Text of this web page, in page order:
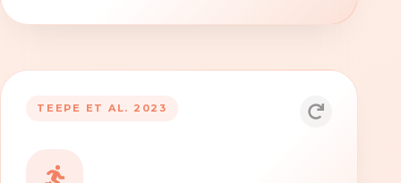
TEEPE ET AL. 2023
Durch die Anwendung von ViViRA
Beweglichkeit und Koordination nach